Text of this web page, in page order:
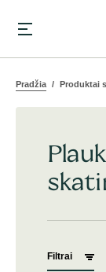
Pradžia Produktai
Filtrai